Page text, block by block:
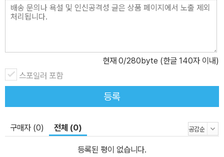
현재 0/280byte (한글 140자 이내)
스포일러 포함
등록
구매자 (0) 전체 (0)
등록된 평이 없습니다.